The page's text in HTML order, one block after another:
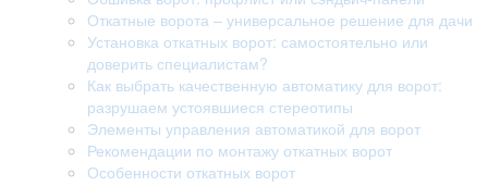
Откатные ворота – универсальное решение для дачи
Установка откатных ворот: самостоятельно или
доверить специалистам?
Как выбрать качественную автоматику для ворот:
разрушаем устоявшиеся стереотипы
Элементы управления автоматикой для ворот
Рекомендации по монтажу откатных ворот
Особенности откатных ворот